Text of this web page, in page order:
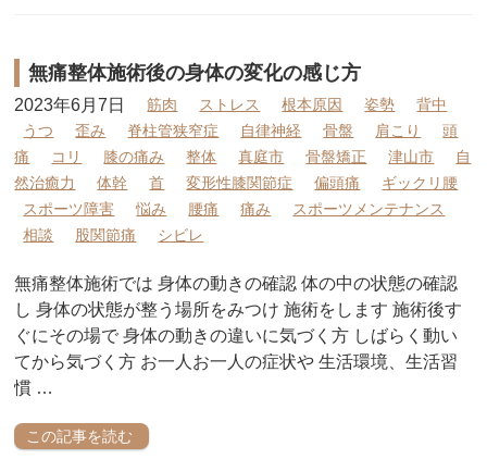
無痛整体施術後の身体の変化の感じ方
2023年6月7日 筋肉 ストレス 根本原因 姿勢
背中
うつ
歪み 脊柱管狭窄症 自律神経 骨盤 肩こり
頭
痛
コリ 膝の痛み 整体 真庭市 骨盤矯正 津山市
自
然治癒力
体幹 首 変形性膝関節症 偏頭痛
ギックリ腰
スポーツ障害
悩み 腰痛 痛み
スポーツメンテナンス
相談
股関節痛 シビレ
無痛整体施術では 身体の動きの確認 体の中の状態の確認
し 身体の状態が整う場所をみつけ 施術をします 施術後す
ぐにその場で 身体の動きの違いに気づく方 しばらく動い
てから気づく方 お一人お一人の症状や 生活環境、生活習
慣 …
この記事を読む